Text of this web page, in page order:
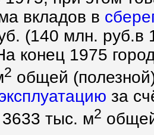
вкладов в
(140 млн.
конец 1975
2 общей
за
тыс. м2